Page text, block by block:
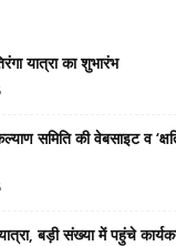
यात्रा का शुभारंभ
समिति की वेबसाइट व
बड़ी संख्या में पहुंचे